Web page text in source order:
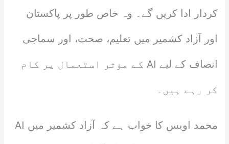
کردار ادا کریں گے۔ وہ خاص طور پر پاکستان
اور آزاد کشمیر میں تعلیم، صحت، اور سماجی
انصاف کے لیے AI کے مؤثر استعمال پر کام
کر رہے ہیں۔
محمد اویس کا خواب ہے کہ آزاد کشمیر میں AI